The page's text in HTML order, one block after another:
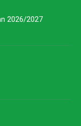
2026/2027